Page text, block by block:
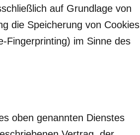
auf Grundlage von
die Speicherung von Cookies
Fingerprinting) im Sinne des
oben genannten Dienstes